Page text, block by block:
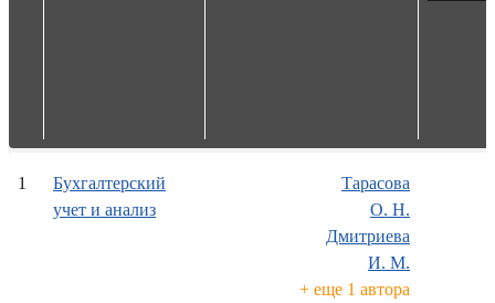
1
Бухгалтерский
учет и анализ
Тарасова
О. Н.
Дмитриева
И. М.
+ еще 1 автора